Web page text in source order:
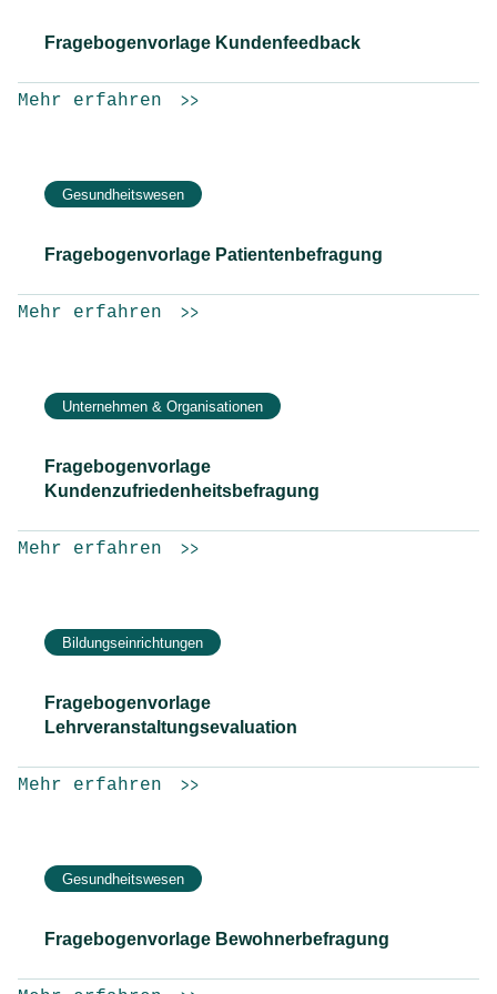
Fragebogenvorlage Kundenfeedback
Mehr erfahren
Gesundheitswesen
Fragebogenvorlage Patientenbefragung
Mehr erfahren
Unternehmen & Organisationen
Fragebogenvorlage
Kundenzufriedenheitsbefragung
Mehr erfahren
Bildungseinrichtungen
Fragebogenvorlage
Lehrveranstaltungsevaluation
Mehr erfahren
Gesundheitswesen
Fragebogenvorlage Bewohnerbefragung